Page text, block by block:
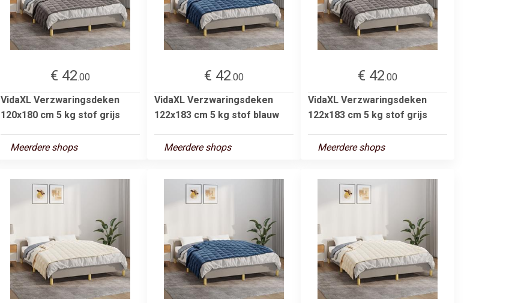
€ 42.00
VidaXL Verzwaringsdeken
120x180 cm 5 kg stof grijs
Meerdere shops
€ 42.00
VidaXL Verzwaringsdeken
122x183 cm 5 kg stof blauw
Meerdere shops
€ 42.00
VidaXL Verzwaringsdeken
122x183 cm 5 kg stof grijs
Meerdere shops